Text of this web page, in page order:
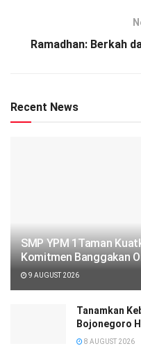
Ramadhan: Berkah
Recent News
SMP YPM 1Taman
Komitmen Banggakan
9 AUGUST 2026
Tanamkan
Bojonegoro
8 AUGUST 2026